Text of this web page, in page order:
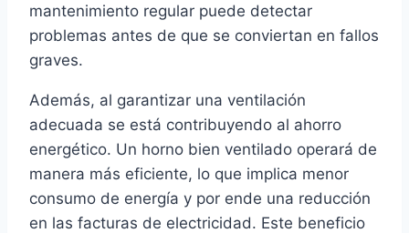
mantenimiento regular puede detectar
problemas antes de que se conviertan en fallos
graves.
Además, al garantizar una ventilación
adecuada se está contribuyendo al ahorro
energético. Un horno bien ventilado operará de
manera más eficiente, lo que implica menor
consumo de energía y por ende una reducción
en las facturas de electricidad. Este beneficio